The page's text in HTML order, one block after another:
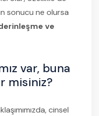
sonucu ne olursa
ve
var, buna
misiniz?
cinsel